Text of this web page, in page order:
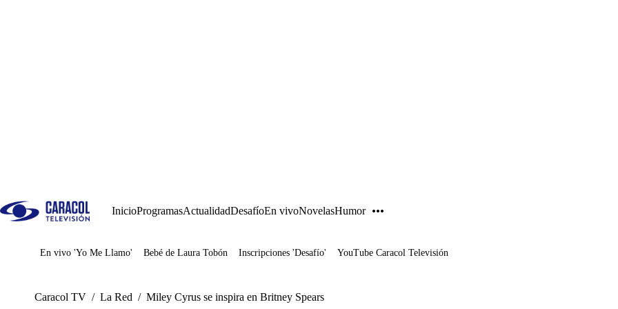
InicioProgramasActualidadDesafíoEn vivoNovelasHumor
Juegos
En vivo 'Yo Me Llamo' Bebé de Laura Tobón Inscripciones 'Desafío' YouTube Caracol Televisión
Caracol TV / La Red / Miley Cyrus se inspira en Britney Spears